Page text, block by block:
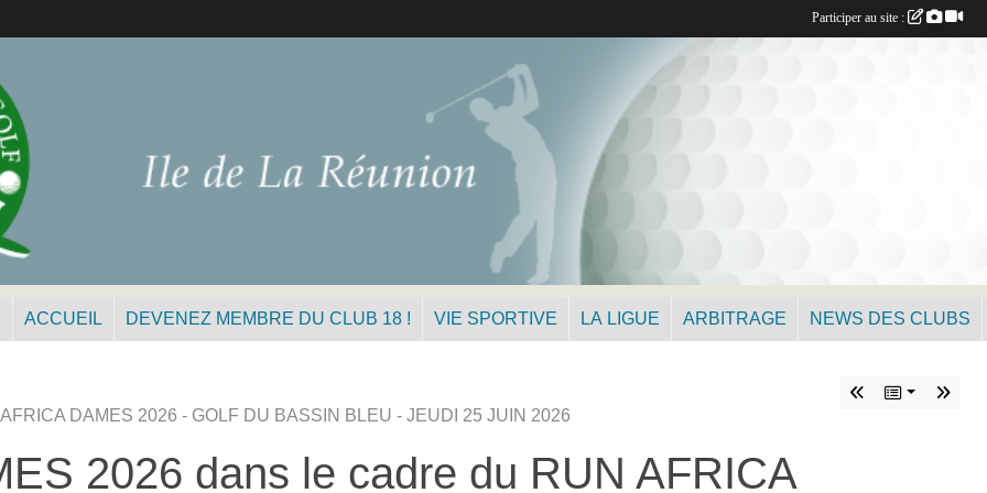
ACCUEIL DEVENEZ MEMBRE DU CLUB 18 ! VIE SPORTIVE LA LIGUE ARBITRAGE NEWS DES CLUBS
DAMES 2026 - GOLF DU BASSIN BLEU - JEUDI 25 JUIN 2026
2026 dans le cadre du RUN AFRICA
Participer au site :